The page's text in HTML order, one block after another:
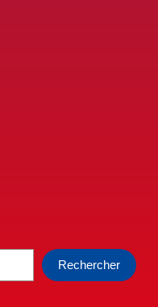
Rechercher